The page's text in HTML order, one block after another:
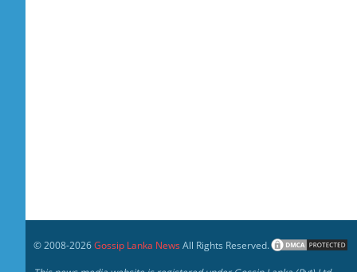
© 2008-2026Gossip Lanka NewsAll Rights Reserved.